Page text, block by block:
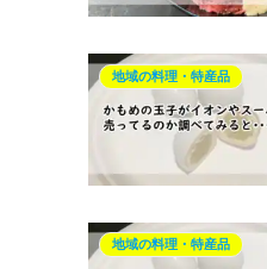
地域の料理・特産品
地域の料理・特産品